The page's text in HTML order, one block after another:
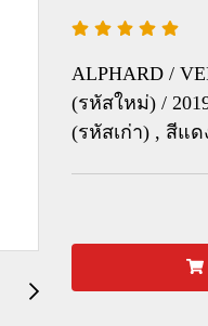
ALPHARD /
(รหัสใหม่) /
(รหัสเก่า) , สีแด